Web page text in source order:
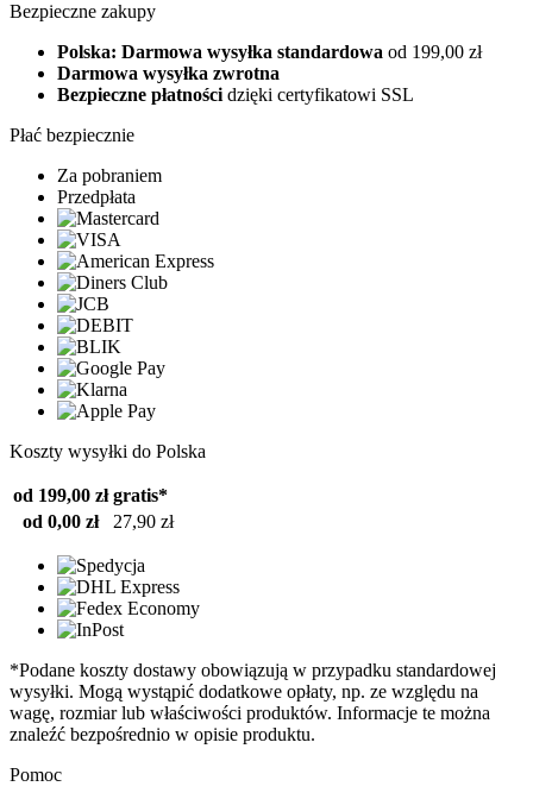
Bezpieczne zakupy
Polska: Darmowa wysyłka standardowa od 199,00 zł
Darmowa wysyłka zwrotna
Bezpieczne płatności dzięki certyfikatowi SSL
Płać bezpiecznie
Za pobraniem
Przedpłata
Koszty wysyłki do Polska
od 199,00 zł gratis*
od 0,00 zł
27,90 zł
*Podane koszty dostawy obowiązują w przypadku standardowej
wysyłki. Mogą wystąpić dodatkowe opłaty, np. ze względu na
wagę, rozmiar lub właściwości produktów. Informacje te można
znaleźć bezpośrednio w opisie produktu.
Pomoc